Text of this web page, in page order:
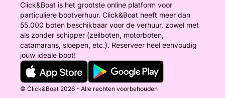
Click&Boat is het grootste online platform voor
particuliere bootverhuur. Click&Boat heeft meer dan
55.000 boten beschikbaar voor de verhuur, zowel met
als zonder schipper (zeilboten, motorboten,
catamarans, sloepen, etc.). Reserveer heel eenvoudig
jouw ideale boot!
© Click&Boat 2026 - Alle rechten voorbehouden